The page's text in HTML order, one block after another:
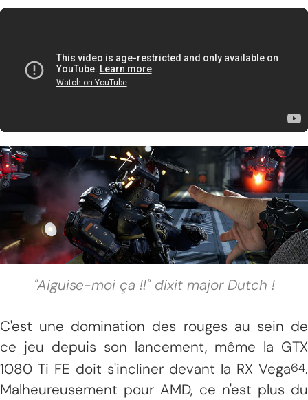
"Aiguise-moi ça !!" dixit major Dutch !
C'est une domination des rouges au sein de
ce jeu depuis son lancement, même la GTX
1080 Ti FE doit s'incliner devant la RX Vega64.
Malheureusement pour AMD, ce n'est plus du